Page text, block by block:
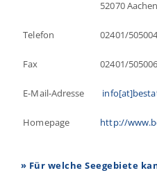
52070 Aachen
Telefon 02401/
Fax 02401/505006
E-Mail-Adresse
Homepage http://
» Für welche Seegebiete